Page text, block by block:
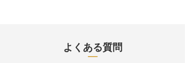
して温かいホスピタリティでお客様
をお迎えしています。 訪れるお客
客室の隅々まで行き届いた清掃、地
元の食材を活かしたお料理の提供、
そしてお客様の安全な移動を支える
よくある質問